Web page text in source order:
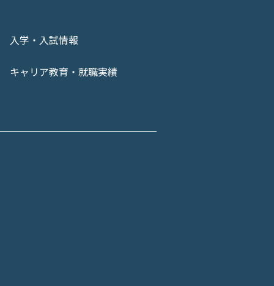
入学・入試情報
キャリア教育・就職実績